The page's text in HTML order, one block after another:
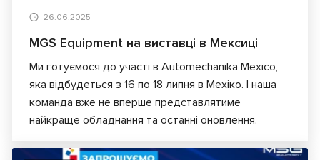
26.06.2025
MGS Equipment на виставці в Мексиці
Ми готуємося до участі в Automechanika Mexico,
яка відбудеться з 16 по 18 липня в Мехіко. І наша
команда вже не вперше представлятиме
найкраще обладнання та останні оновлення.